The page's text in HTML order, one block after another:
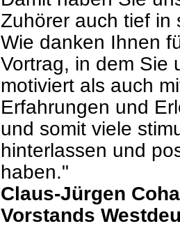
Zuhörer auch tief in
Wie danken Ihnen
Vortrag, in dem Sie
motiviert als auch
Erfahrungen und
und somit viele
hinterlassen und
haben."
Claus-Jürgen
Vorstands